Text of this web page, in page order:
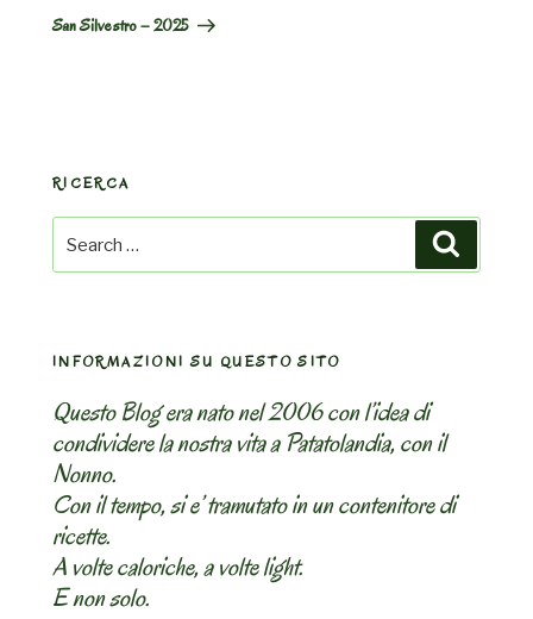
San Silvestro – 2025
RICERCA
Search
for:
INFORMAZIONI SU QUESTO SITO
Questo Blog era nato nel 2006 con l’idea di
condividere la nostra vita a Patatolandia, con il
Nonno.
Con il tempo, si e’ tramutato in un contenitore di
ricette.
A volte caloriche, a volte light.
E non solo.